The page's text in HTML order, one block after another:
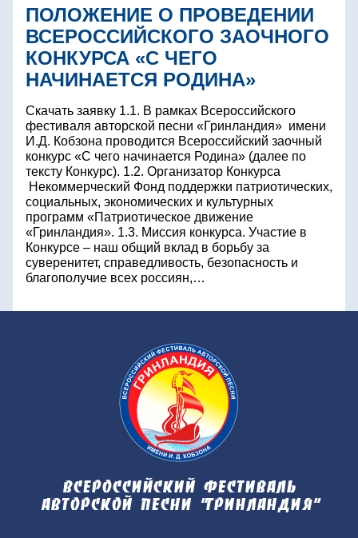
ПОЛОЖЕНИЕ О ПРОВЕДЕНИИ
ВСЕРОССИЙСКОГО ЗАОЧНОГО
КОНКУРСА «С ЧЕГО
НАЧИНАЕТСЯ РОДИНА»
Скачать заявку 1.1. В рамках Всероссийского
фестиваля авторской песни «Гринландия» имени
И.Д. Кобзона проводится Всероссийский заочный
конкурс «С чего начинается Родина» (далее по
тексту Конкурс). 1.2. Организатор Конкурса
Некоммерческий Фонд поддержки патриотических,
социальных, экономических и культурных
программ «Патриотическое движение
«Гринландия». 1.3. Миссия конкурса. Участие в
Конкурсе – наш общий вклад в борьбу за
суверенитет, справедливость, безопасность и
благополучие всех россиян,…
Всероссийский фестиваль
авторской песни "Гринландия"